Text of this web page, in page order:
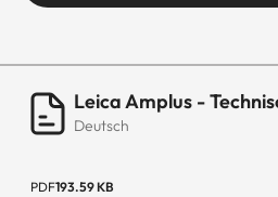
Leica Amplus -
Deutsch
PDF193.59 KB